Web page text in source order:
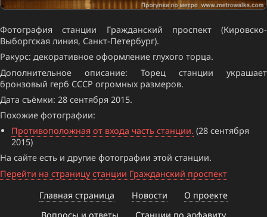
Фотография станции Гражданский проспект (Кировско-
Выборгская линия, Санкт-Петербург).
Ракурс: декоративное оформление глухого торца.
Дополнительное описание: Торец станции украшает
бронзовый герб СССР огромных размеров.
Дата съёмки: 28 сентября 2015.
Похожие фотографии:
Противоположная от входа часть станции. (28 сентября
2015)
На сайте есть и другие фотографии этой станции.
Перейти на страницу станции Гражданский проспект
Главная страница
Новости
О проекте